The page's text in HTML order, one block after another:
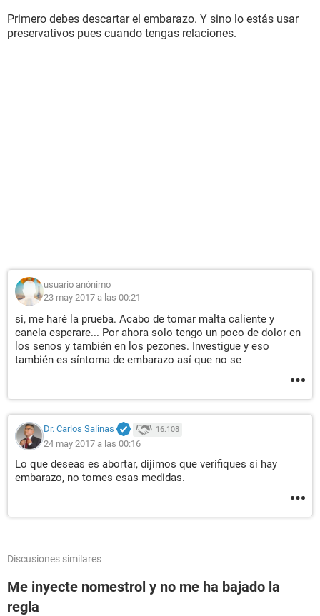
Primero debes descartar el embarazo. Y sino lo estás usar
preservativos pues cuando tengas relaciones.
usuario anónimo
23 may 2017 a las 00:21
si, me haré la prueba. Acabo de tomar malta caliente y
canela esperare... Por ahora solo tengo un poco de dolor en
los senos y también en los pezones. Investigue y eso
también es síntoma de embarazo así que no se
Dr. Carlos Salinas 16.108
24 may 2017 a las 00:16
Lo que deseas es abortar, dijimos que verifiques si hay
embarazo, no tomes esas medidas.
Discusiones similares
Me inyecte nomestrol y no me ha bajado la
regla